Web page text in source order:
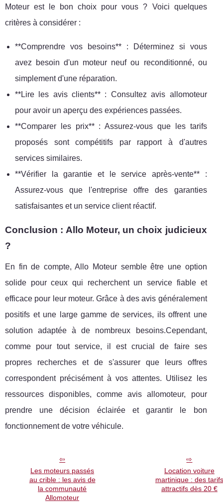
Moteur est le bon choix pour vous ? Voici quelques
critères à considérer :
**Comprendre vos besoins** : Déterminez si vous
avez besoin d'un moteur neuf ou reconditionné, ou
simplement d'une réparation.
**Lire les avis clients** : Consultez avis allomoteur
pour avoir un aperçu des expériences passées.
**Comparer les prix** : Assurez-vous que les tarifs
proposés sont compétitifs par rapport à d'autres
services similaires.
**Vérifier la garantie et le service après-vente** :
Assurez-vous que l'entreprise offre des garanties
satisfaisantes et un service client réactif.
Conclusion : Allo Moteur, un choix judicieux
?
En fin de compte, Allo Moteur semble être une option
solide pour ceux qui recherchent un service fiable et
efficace pour leur moteur. Grâce à des avis généralement
positifs et une large gamme de services, ils offrent une
solution adaptée à de nombreux besoins.Cependant,
comme pour tout service, il est crucial de faire ses
propres recherches et de s'assurer que leurs offres
correspondent précisément à vos attentes. Utilisez les
ressources disponibles, comme avis allomoteur, pour
prendre une décision éclairée et garantir le bon
fonctionnement de votre véhicule.
Les moteurs passés
au crible : les avis de
la communauté
Allomoteur
Location voiture
martinique : des tarifs
attractifs dès 20 €